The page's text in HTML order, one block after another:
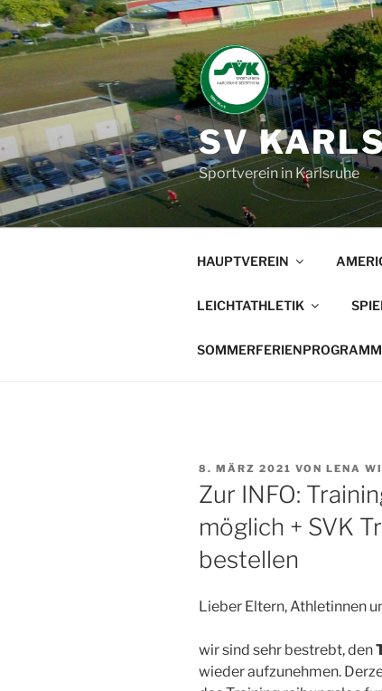
Zum
Inhalt
springen
SV
Sportverein in Karlsruhe
HAUPTVEREIN
LEICHTATHLETIK
SOMMERFERIENPROGRAMM
VERÖFFENTLICHT
AM
8. MÄRZ 2021 VON LENA
Zur INFO:
möglich + SVK
bestellen
Lieber Eltern, Athletinnen
wir sind sehr bestrebt, den
wieder aufzunehmen.